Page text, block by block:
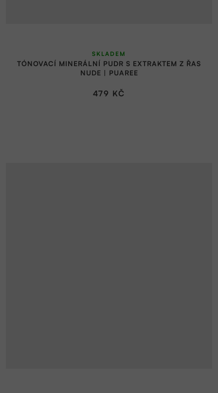
TÓNOVACÍ MINERÁLNÍ PUDR S EXTRAKTEM Z ŘAS
NUDE | PUAREE
hodnocení
produktu
5,0
SKLADEM
479 KČ